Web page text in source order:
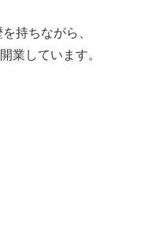
持ちながら、
業しています。